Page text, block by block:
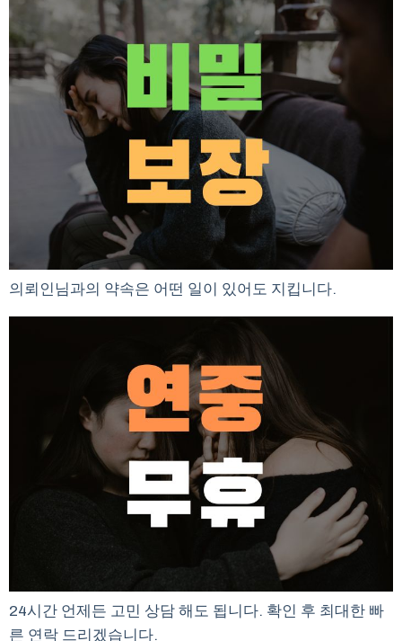
의뢰인님과의 약속은 어떤 일이 있어도 지킵니다.
24시간 언제든 고민 상담 해도 됩니다. 확인 후 최대한 빠
른 연락 드리겠습니다.